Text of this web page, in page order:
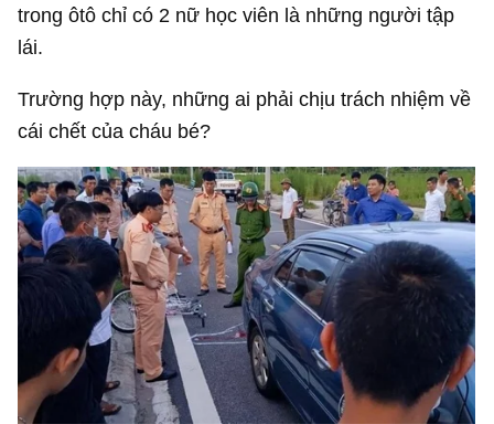
trong ôtô chỉ có 2 nữ học viên là những người tập
lái.
Trường hợp này, những ai phải chịu trách nhiệm về
cái chết của cháu bé?